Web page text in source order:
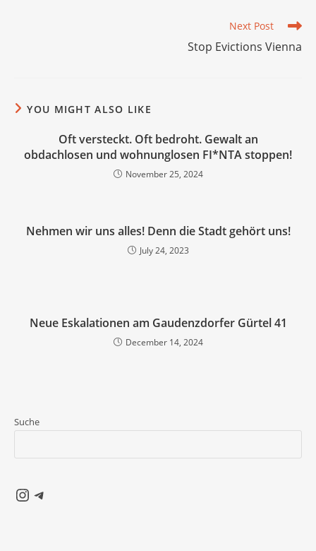
Next Post
Stop Evictions Vienna
YOU MIGHT ALSO LIKE
Oft versteckt. Oft bedroht. Gewalt an
obdachlosen und wohnunglosen FI*NTA stoppen!
November 25, 2024
Nehmen wir uns alles! Denn die Stadt gehört uns!
July 24, 2023
Neue Eskalationen am Gaudenzdorfer Gürtel 41
December 14, 2024
Suche
Instagram
Telegram